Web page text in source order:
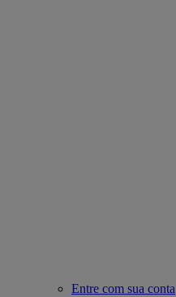
Entre com sua conta